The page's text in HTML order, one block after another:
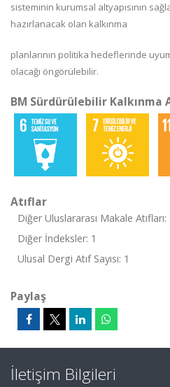
sisteminin kurumsal altyapısının
hazırlanacak olan kalkınma
planlarının politika hedeflerinde
olacağı öngörülebilir.
BM Sürdürülebilir Kalkınma
Atıflar
Diğer Uluslararası Makale Atıfları:
Diğer İndeksler: 1
Ulusal Dergi Atıf Sayısı: 1
Paylaş
İletişim Bilgileri